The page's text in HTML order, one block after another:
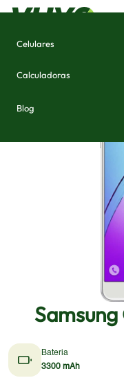
Celulares
Calculadoras
Blog
Bateria
3300 mAh